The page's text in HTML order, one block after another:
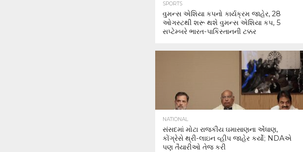
SPORTS
વુમન્સ એશિયા કપનો કાર્યક્રમ જાહેર, 28
ઓગસ્ટથી શરૂ થશે વુમન્સ એશિયા કપ, 5
સપ્ટેમ્બરે ભારત-પાકિસ્તાનની ટક્કર
NATIONAL
સંસદમાં મોટા રાજકીય ઘમાસાણના એંધાણ,
કોંગ્રેસે થ્રી-લાઇન વ્હીપ જાહેર કર્યો; NDAએ
પણ તૈયારીઓ તેજ કરી